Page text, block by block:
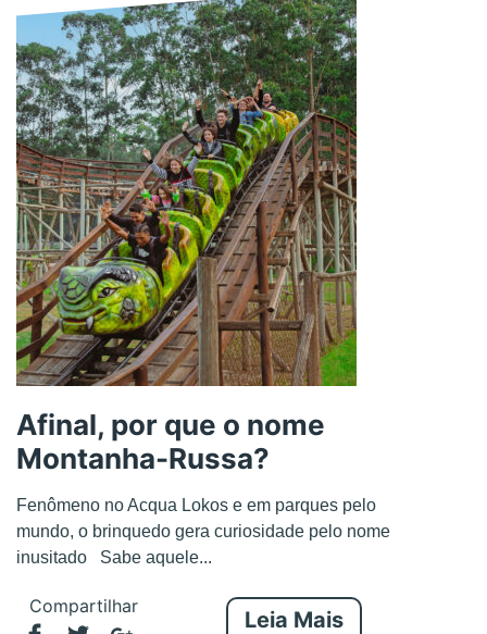
Afinal, por que o nome
Montanha-Russa?
Fenômeno no Acqua Lokos e em parques pelo
mundo, o brinquedo gera curiosidade pelo nome
inusitado Sabe aquele...
Compartilhar
Leia Mais